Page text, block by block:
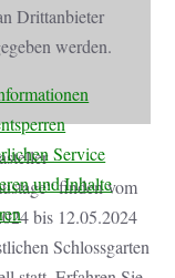
Drittanbieter
werden.
Service
und Inhalte
finden vom
bis 12.05.2024
Schlossgarten